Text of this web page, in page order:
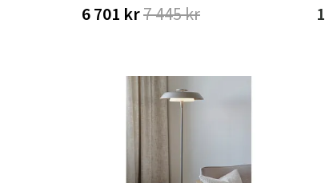
6 701 kr7 445 kr